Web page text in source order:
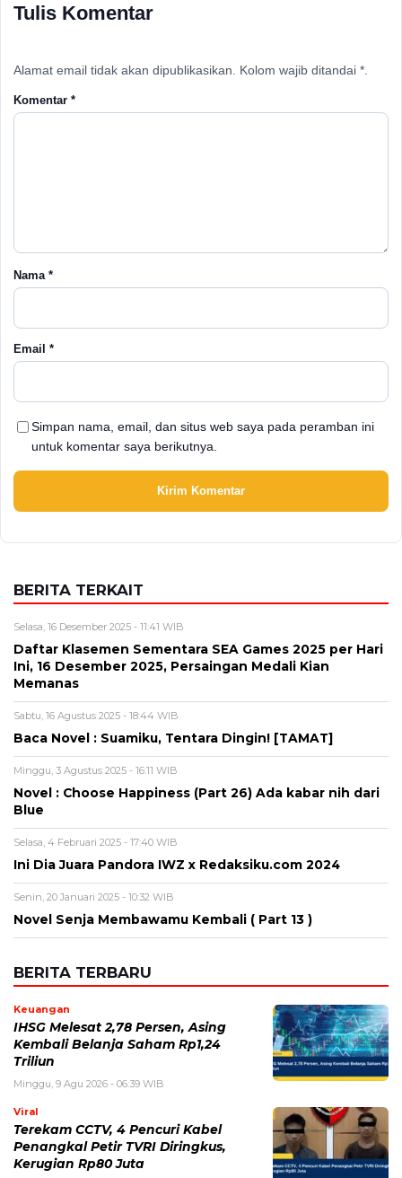
Tulis Komentar
Alamat email tidak akan dipublikasikan. Kolom wajib ditandai *.
Komentar *
Nama *
Email *
Simpan nama, email, dan situs web saya pada peramban ini
untuk komentar saya berikutnya.
BERITA TERKAIT
Selasa, 16 Desember 2025 - 11:41 WIB
Daftar Klasemen Sementara SEA Games 2025 per Hari
Ini, 16 Desember 2025, Persaingan Medali Kian
Memanas
Sabtu, 16 Agustus 2025 - 18:44 WIB
Baca Novel : Suamiku, Tentara Dingin! [TAMAT]
Minggu, 3 Agustus 2025 - 16:11 WIB
Novel : Choose Happiness (Part 26) Ada kabar nih dari
Blue
Selasa, 4 Februari 2025 - 17:40 WIB
Ini Dia Juara Pandora IWZ x Redaksiku.com 2024
Senin, 20 Januari 2025 - 10:32 WIB
Novel Senja Membawamu Kembali ( Part 13 )
BERITA TERBARU
Keuangan
IHSG Melesat 2,78 Persen, Asing
Kembali Belanja Saham Rp1,24
Triliun
Minggu, 9 Agu 2026 - 06:39 WIB
Viral
Terekam CCTV, 4 Pencuri Kabel
Penangkal Petir TVRI Diringkus,
Kerugian Rp80 Juta